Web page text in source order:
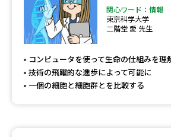
関心ワード：情報
東京科学大学
二階堂 愛 先生
コンピュータを使って生命の仕組みを理
技術の飛躍的な進歩によって可能に
一個の細胞と細胞群とを比較する